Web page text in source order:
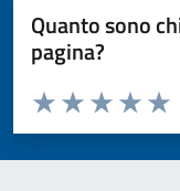
Quanto sono
pagina?
Valuta da 1 a 5 stelle la
Valuta
Valuta 3
Valuta 2 stelle
Valuta 1 stelle su 5